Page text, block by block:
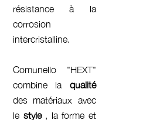
résistance à la
corrosion
intercristalline.
Comunello "HEXT"
combine la qualité
des matériaux avec
le style , la forme et